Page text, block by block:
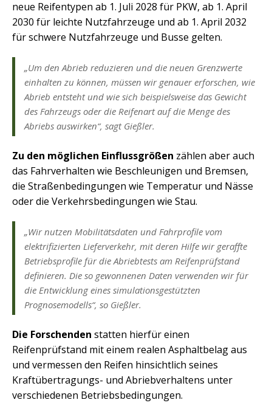
neue Reifentypen ab 1. Juli 2028 für PKW, ab 1. April
2030 für leichte Nutzfahrzeuge und ab 1. April 2032
für schwere Nutzfahrzeuge und Busse gelten.
„Um den Abrieb reduzieren und die neuen Grenzwerte
einhalten zu können, müssen wir genauer erforschen, wie
Abrieb entsteht und wie sich beispielsweise das Gewicht
des Fahrzeugs oder die Reifenart auf die Menge des
Abriebs auswirken“, sagt Gießler.
Zu den möglichen Einflussgrößen zählen aber auch
das Fahrverhalten wie Beschleunigen und Bremsen,
die Straßenbedingungen wie Temperatur und Nässe
oder die Verkehrsbedingungen wie Stau.
„Wir nutzen Mobilitätsdaten und Fahrprofile vom
elektrifizierten Lieferverkehr, mit deren Hilfe wir geraffte
Betriebsprofile für die Abriebtests am Reifenprüfstand
definieren. Die so gewonnenen Daten verwenden wir für
die Entwicklung eines simulationsgestützten
Prognosemodells“, so Gießler.
Die Forschenden statten hierfür einen
Reifenprüfstand mit einem realen Asphaltbelag aus
und vermessen den Reifen hinsichtlich seines
Kraftübertragungs- und Abriebverhaltens unter
verschiedenen Betriebsbedingungen.